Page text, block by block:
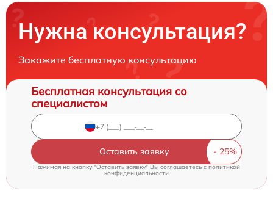
Нужна консультация?
Закажите бесплатную консультацию
Бесплатная консультация со
специалистом
Оставить заявку
Нажимая на кнопку "Оставить заявку" Вы соглашаетесь cполитикой
конфиденциальности